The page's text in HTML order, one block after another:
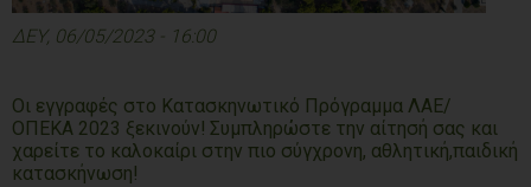
ΔΕΥ, 06/05/2023 - 16:00
Οι εγγραφές στο Κατασκηνωτικό Πρόγραµµα ΛΑΕ/
ΟΠΕΚΑ 2023 ξεκινούν! Συμπληρώστε την αίτησή σας και
χαρείτε το καλοκαίρι στην πιο σύγχρονη, αθλητική,παιδική
κατασκήνωση!